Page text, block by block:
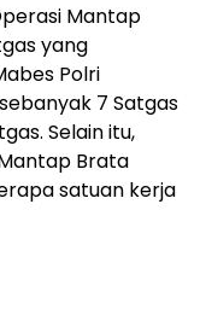
Mantap
yang
Polri
7 Satgas
Selain itu,
Brata
satuan kerja